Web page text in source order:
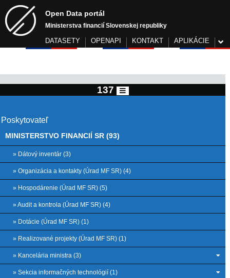
Open Data portál
Ministerstva financií Slovenskej republiky
DATASETY OPENAPI KONTAKT APLIKÁCIE
137
Poskytovateľ
MINISTERSTVO FINANCIÍ SR (93)
» Dátový inventár (3)
» Organizácia a kontakty (Úrad MF SR) (4)
» Hospodárenie (Úrad MF SR) (5)
» Audit a kontrola (Úrad MF SR) (4)
» Dotácie (Úrad MF SR) (1)
» Realizované projekty (Úrad MF SR) (1)
» Kancelária ministra (3)
» Sekcia informačných technológií (1)